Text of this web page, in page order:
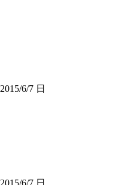
2015/6/7 日
2015/6/7 日